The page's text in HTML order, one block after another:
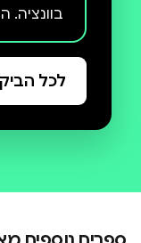
בוונציה.
ברחבי
של ציור
לכל